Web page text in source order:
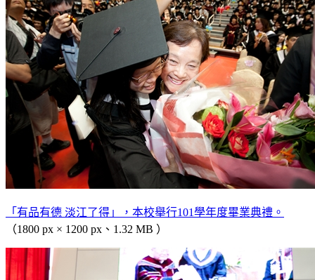
「有品有德 淡江了得」，本校舉行101學年度畢業典禮。
（1800 px × 1200 px、1.32 MB ）